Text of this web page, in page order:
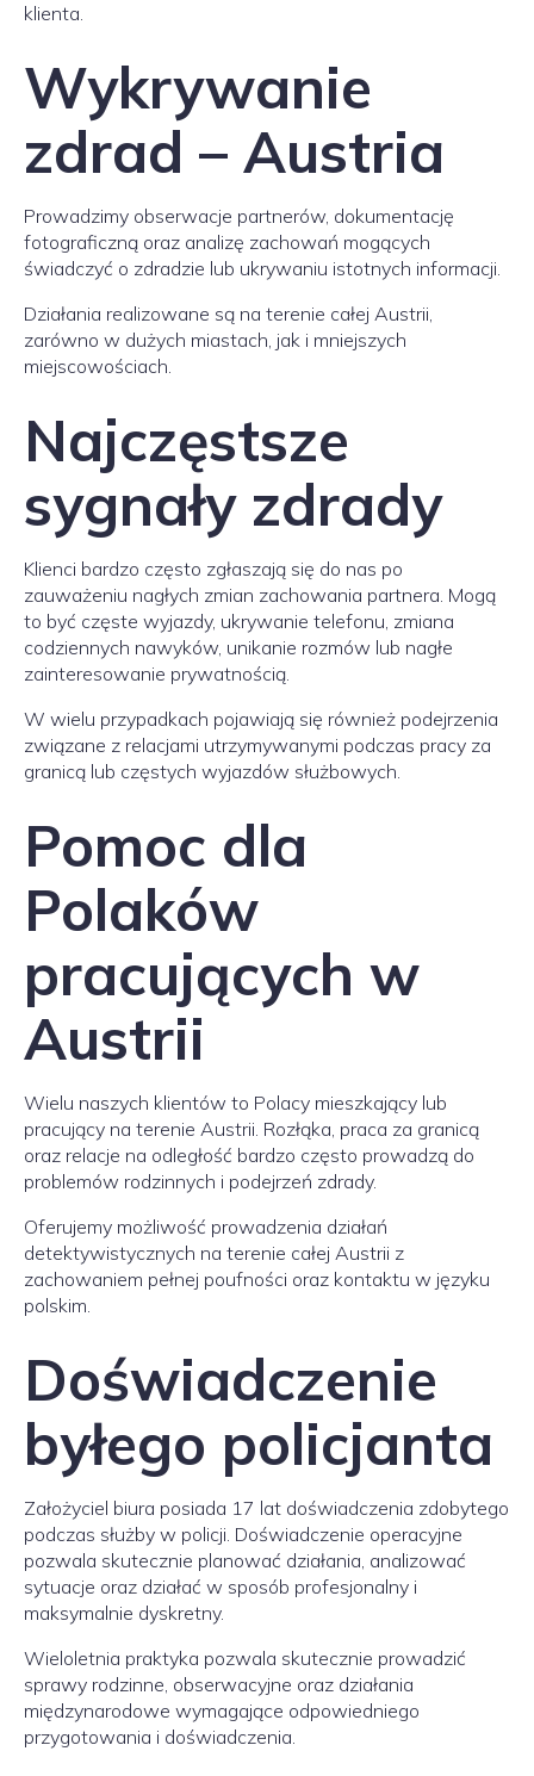
klienta.
Wykrywanie
zdrad – Austria
Prowadzimy obserwacje partnerów, dokumentację
fotograficzną oraz analizę zachowań mogących
świadczyć o zdradzie lub ukrywaniu istotnych informacji.
Działania realizowane są na terenie całej Austrii,
zarówno w dużych miastach, jak i mniejszych
miejscowościach.
Najczęstsze
sygnały zdrady
Klienci bardzo często zgłaszają się do nas po
zauważeniu nagłych zmian zachowania partnera. Mogą
to być częste wyjazdy, ukrywanie telefonu, zmiana
codziennych nawyków, unikanie rozmów lub nagłe
zainteresowanie prywatnością.
W wielu przypadkach pojawiają się również podejrzenia
związane z relacjami utrzymywanymi podczas pracy za
granicą lub częstych wyjazdów służbowych.
Pomoc dla
Polaków
pracujących w
Austrii
Wielu naszych klientów to Polacy mieszkający lub
pracujący na terenie Austrii. Rozłąka, praca za granicą
oraz relacje na odległość bardzo często prowadzą do
problemów rodzinnych i podejrzeń zdrady.
Oferujemy możliwość prowadzenia działań
detektywistycznych na terenie całej Austrii z
zachowaniem pełnej poufności oraz kontaktu w języku
polskim.
Doświadczenie
byłego policjanta
Założyciel biura posiada 17 lat doświadczenia zdobytego
podczas służby w policji. Doświadczenie operacyjne
pozwala skutecznie planować działania, analizować
sytuacje oraz działać w sposób profesjonalny i
maksymalnie dyskretny.
Wieloletnia praktyka pozwala skutecznie prowadzić
sprawy rodzinne, obserwacyjne oraz działania
międzynarodowe wymagające odpowiedniego
przygotowania i doświadczenia.